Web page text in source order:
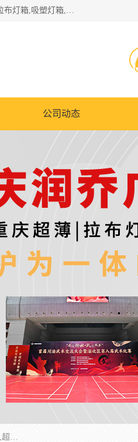
重庆润乔广告有限公司是一家集重庆广告制作,重庆标识标牌,亚克力发光字,led发光字,树脂发光字,超薄灯箱,拉布灯箱,吸塑灯箱,门头招牌,企业形象墙,写真喷绘,x展架,拉网展架,广告展架,条幅,锦旗设计,制作,施工,维护为一体的专业化广告公司.
公司动态
重庆润乔广告有限公司是一家集重庆广告制作,重庆标识标牌,亚克力发光字,led发光字,树脂发光字,超薄灯箱,拉布灯箱,吸塑灯箱,门头招牌,企业形象墙,写真喷绘,x展架,拉网展架,广告展架,条幅,锦旗设计,制作,施工,维护为一体的专业化广告公司.